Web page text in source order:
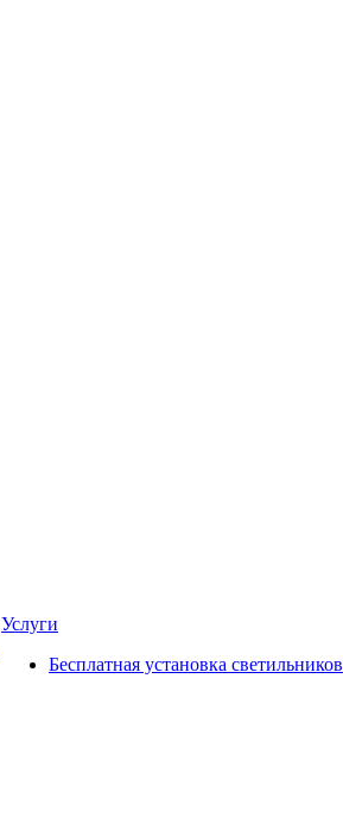
Услуги
Бесплатная установка светильников